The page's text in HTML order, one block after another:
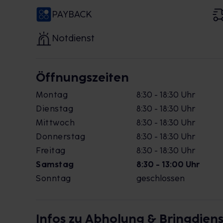
PAYBACK
Notdienst
Öffnungszeiten
Montag
8:30 - 18:30 Uhr
Dienstag
8:30 - 18:30 Uhr
Mittwoch
8:30 - 18:30 Uhr
Donnerstag
8:30 - 18:30 Uhr
Freitag
8:30 - 18:30 Uhr
Samstag
8:30 - 13:00 Uhr
Sonntag
geschlossen
Infos zu Abholung &